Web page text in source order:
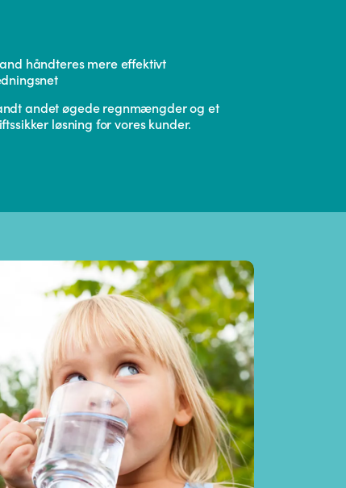
håndteres mere effektivt
andet øgede regnmængder og et
løsning for vores kunder.